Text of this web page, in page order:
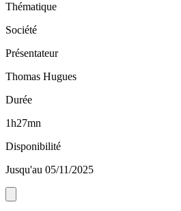
Thématique
Société
Présentateur
Thomas Hugues
Durée
1h27mn
Disponibilité
Jusqu'au 05/11/2025